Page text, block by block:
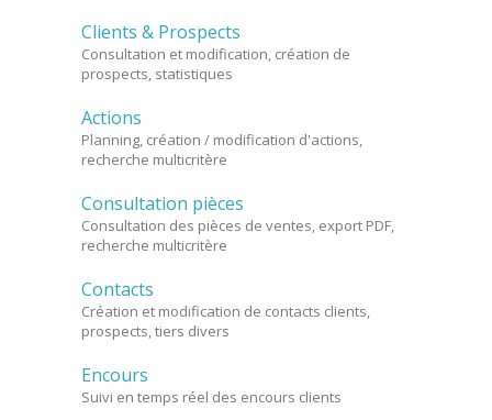
Clients & Prospects
Consultation et modification, création de
prospects, statistiques
Actions
Planning, création / modification d'actions,
recherche multicritère
Consultation pièces
Consultation des pièces de ventes, export PDF,
recherche multicritère
Contacts
Création et modification de contacts clients,
prospects, tiers divers
Encours
Suivi en temps réel des encours clients